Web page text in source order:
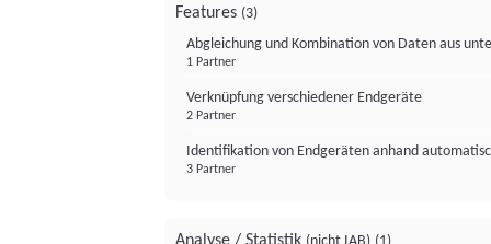
Features (3)
Abgleichung und Kombination von Daten aus
1 Partner
Verknüpfung verschiedener Endgeräte
2 Partner
Identifikation von Endgeräten anhand
3 Partner
Analyse / Statistik (nicht IAB) (1)